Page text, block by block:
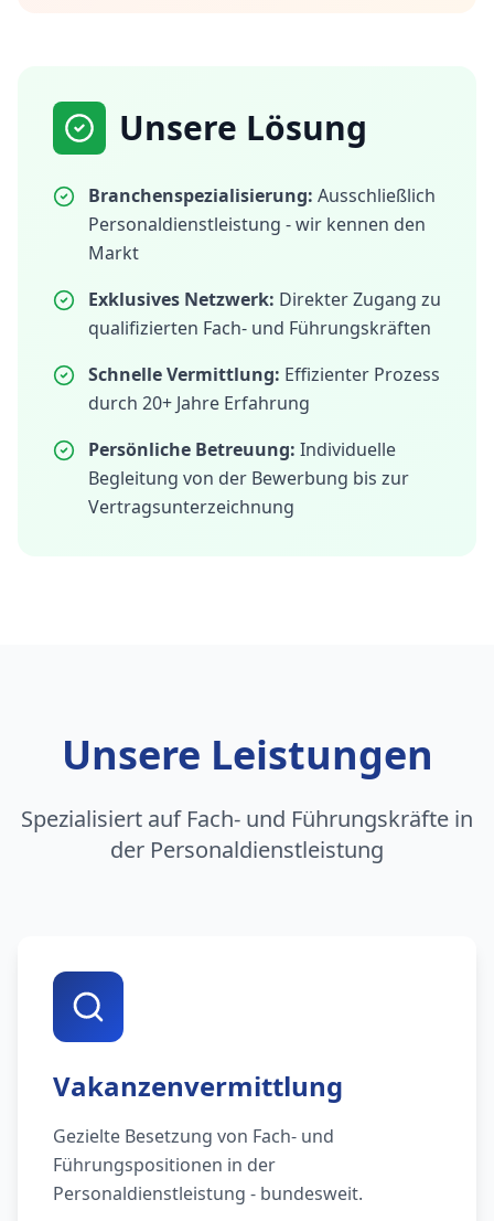
Unsere Lösung
Branchenspezialisierung: Ausschließlich
Personaldienstleistung - wir kennen den
Markt
Exklusives Netzwerk: Direkter Zugang zu
qualifizierten Fach- und Führungskräften
Schnelle Vermittlung: Effizienter Prozess
durch 20+ Jahre Erfahrung
Persönliche Betreuung: Individuelle
Begleitung von der Bewerbung bis zur
Vertragsunterzeichnung
Unsere Leistungen
Spezialisiert auf Fach- und Führungskräfte in
der Personaldienstleistung
Vakanzenvermittlung
Gezielte Besetzung von Fach- und
Führungspositionen in der
Personaldienstleistung - bundesweit.